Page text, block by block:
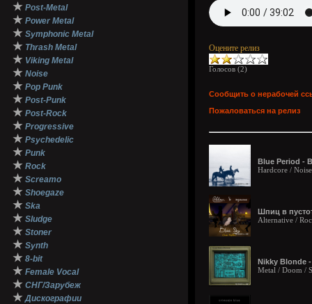
★ Post-Metal
★ Power Metal
★ Symphonic Metal
★ Thrash Metal
★ Viking Metal
★ Noise
★ Pop Punk
★ Post-Punk
★ Post-Rock
★ Progressive
★ Psychedelic
★ Punk
★ Rock
★ Screamo
★ Shoegaze
★ Ska
★ Sludge
★ Stoner
★ Synth
★ 8-bit
★ Female Vocal
★ СНГ/Зарубеж
★ Дискографии
Оцените релиз
Голосов (2)
Сообщить о нерабочей
Пожаловаться на релиз
Blue Period -
Hardcore /
Шпиц в
Alternative /
Nikky Blonde
Metal / Doom /